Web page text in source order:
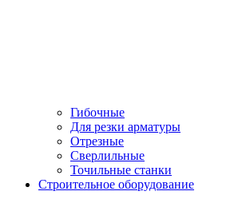
Гибочные
Для резки арматуры
Отрезные
Сверлильные
Точильные станки
Строительное оборудование